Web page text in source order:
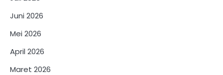
Juni 2026
Mei 2026
April 2026
Maret 2026